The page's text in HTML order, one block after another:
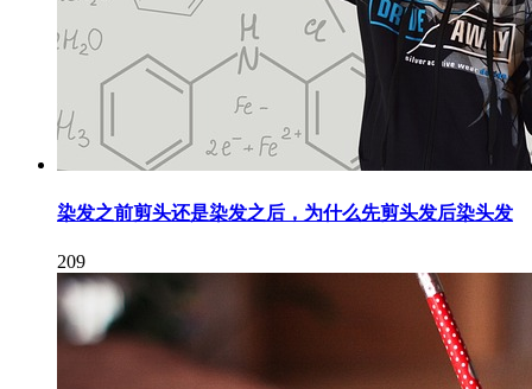
染发之前剪头还是染发之后，为什么先剪头发后染头发
209